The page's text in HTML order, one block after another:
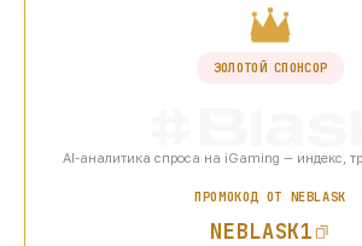
ЗОЛОТОЙ СПОНСОР
AI-аналитика спроса на iGaming — индекс,
ПРОМОКОД ОТ NEBLASK
NEBLASK1